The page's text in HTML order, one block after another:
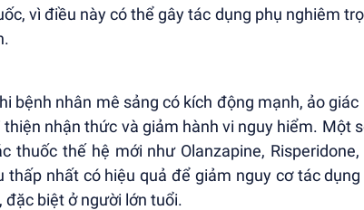
vì điều này có thể gây tác dụng phụ nghiêm
bệnh nhân mê sảng có kích động mạnh, ảo giác
nhận thức và giảm hành vi nguy hiểm. Một
thuốc thế hệ mới như Olanzapine, Risperidone,
nhất có hiệu quả để giảm nguy cơ tác
đặc biệt ở người lớn tuổi.